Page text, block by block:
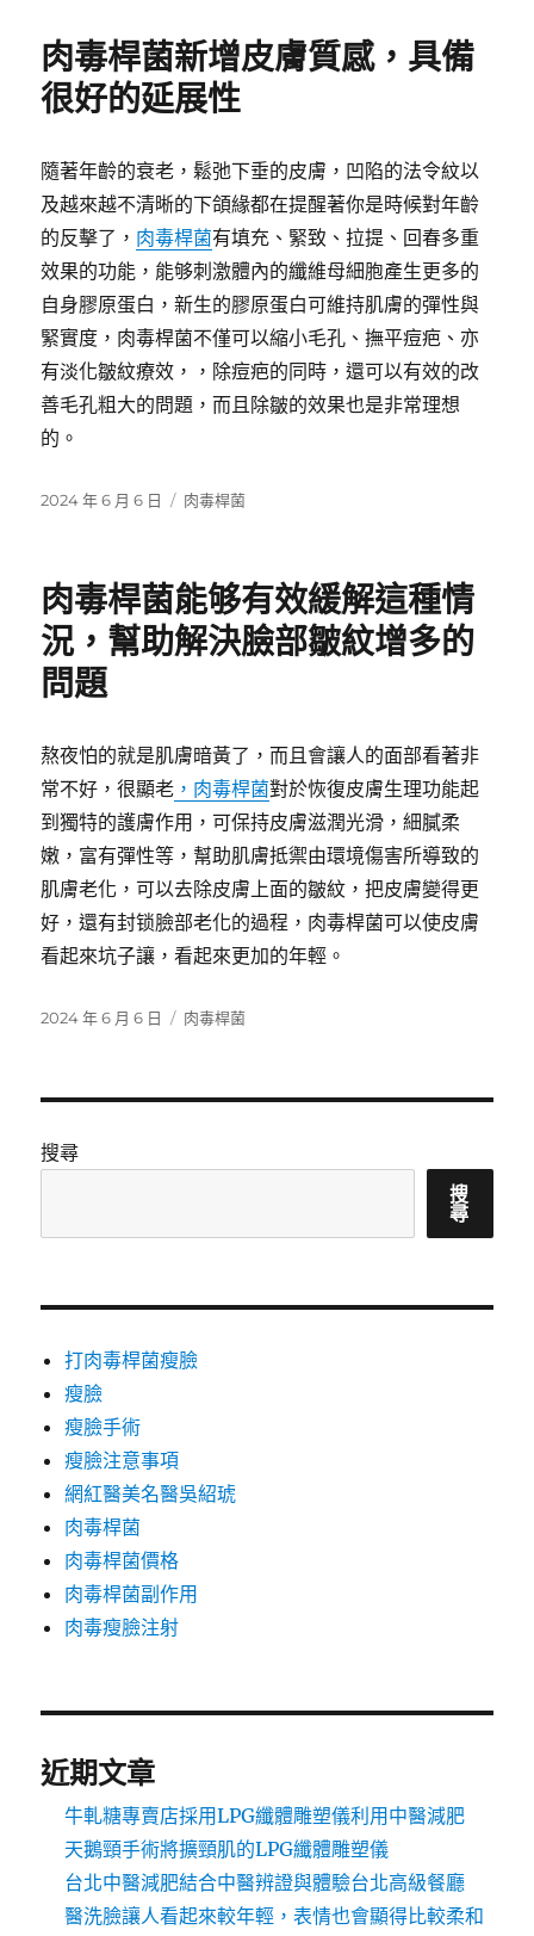
肉毒桿菌新增皮膚質感，具備
很好的延展性
隨著年齡的衰老，鬆弛下垂的皮膚，凹陷的法令紋以
及越來越不清晰的下頜緣都在提醒著你是時候對年齡
的反擊了， 肉毒桿菌有填充、緊致、拉提、回春多重
效果的功能，能够刺激體內的纖維母細胞產生更多的
自身膠原蛋白，新生的膠原蛋白可維持肌膚的彈性與
緊實度，肉毒桿菌不僅可以縮小毛孔、撫平痘疤、亦
有淡化皺紋療效，，除痘疤的同時，還可以有效的改
善毛孔粗大的問題，而且除皺的效果也是非常理想
的。
發
2024 年 6 月 6 日
分
肉毒桿菌
肉毒桿菌能够有效緩解這種情
況，幫助解決臉部皺紋增多的
問題
熬夜怕的就是肌膚暗黃了，而且會讓人的面部看著非
常不好，很顯老 ，肉毒桿菌對於恢復皮膚生理功能起
到獨特的護膚作用，可保持皮膚滋潤光滑，細膩柔
嫩，富有彈性等，幫助肌膚抵禦由環境傷害所導致的
肌膚老化，可以去除皮膚上面的皺紋，把皮膚變得更
好，還有封锁臉部老化的過程，肉毒桿菌可以使皮膚
看起來坑子讓，看起來更加的年輕。
發
2024 年 6 月 6 日
分
肉毒桿菌
搜尋
搜
尋
打肉毒桿菌瘦臉
瘦臉
瘦臉手術
瘦臉注意事項
網紅醫美名醫吳紹琥
肉毒桿菌
肉毒桿菌價格
肉毒桿菌副作用
肉毒瘦臉注射
近期文章
牛軋糖專賣店採用LPG纖體雕塑儀利用中醫減肥
天鵝頸手術將擴頸肌的LPG纖體雕塑儀
台北中醫減肥結合中醫辨證與體驗台北高級餐廳
醫洗臉讓人看起來較年輕，表情也會顯得比較柔和